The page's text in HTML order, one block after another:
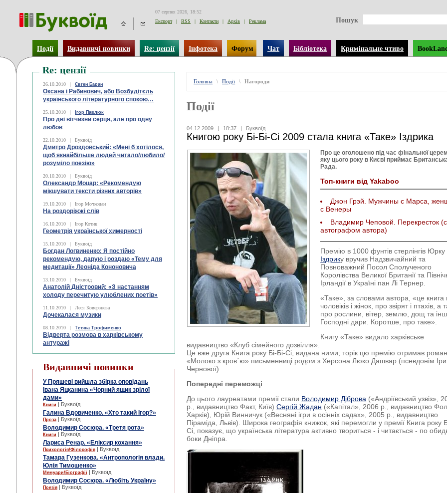
07 серпня 2026, 18:52
Експорт
| RSS | Контакти | Архів | Реклама Пошук
Події Видавничі новинки Re: цензії Інфотека Форум Чат Бібліотека Кримінальне чтиво
Re: цензії
26.10.2010 | Євген Баран
Оксана і Рабинович, або Возбудітєль
українського літературного спокою…
25.10.2010 | Ігор Павлюк
Про дві вітчизни серця, але про одну
любов
22.10.2010 | Буквоїд
Дмитро Дроздовський: «Мені б хотілося,
щоб якнайбільше людей читало/любило/
розуміло поезію»
20.10.2010 | Буквоїд
Олександр Моцар: «Рекомендую
мікшувати тексти різних авторів»
19.10.2010 | Ігор Мочкодан
На роздоріжжі слів
16.10.2010 | Ігор Котик
Геометрія української химерності
15.10.2010 | Буквоїд
Богдан Логвиненко: Я постійно
рекомендую, дарую і роздаю «Тему для
медитації» Леоніда Кононовича
13.10.2010 | Буквоїд
Анатолій Дністровий: «З настанням
холоду перечитую улюблених поетів»
11.10.2010 | Леся Коверзнєва
Дочекалася музики
08.10.2010 | Тетяна Трофименко
Відверта розмова в харківському
антуражі
Видавничі новинки
У Пряшеві вийшла збірка оповідань
Івана Яцканина «Чорний ящик зрілої
дами»
Книги | Буквоїд
Галина Вдовиченко. «Хто такий Ігор?»
Проза | Буквоїд
Володимир Сосюра. «Третя рота»
Книги | Буквоїд
Лариса Ренар. «Еліксир кохання»
Психологія/Філософія | Буквоїд
Тамара Гузенкова. «Антропологія влади.
Юлія Тимошенко»
Мемуари/Біографії | Буквоїд
Володимир Сосюра. «Любіть Україну»
Поезія | Буквоїд
Головна \ Події \ Нагороди
Події
04.12.2009 | 18:37 | Буквоїд
Книгою року Бі-Бі-Сі 2009 стала книга «Таке» Іздрика
Про це оголошено під час фінальної
яку цього року в Києві приймає
Рада.
Топ-книги від Yakaboo
Джон Грэй. Мужчины с Марса,
с Венеры
Владимир Чеповой. Перекресток (с
автографом автора)
Премію в 1000 фунтів стерлінгів Юрку
Іздрику вручив Надзвичайний та
Повноважний Посол Сполученого
Королівства Великої Британії та
Ірландії в Україні пан Лі Тернер.
«Таке», за словами автора, «це книга
чоловіків і жінок, про звірят і птахів, а
про рослини, вітер, землю, дощ та
Господні дари. Коротше, про таке».
Книгу «Таке» видало харківське
видавництво «Клуб сімейного дозвілля».
Це вже друга Книга року Бі-Бі-Сі, видана ними; торік цю премію отримав роман
«Молоко з кров´ю» письменниці родом з Херсона Люко Дашвар (псевдонім
Чернової).
Попередні переможці
До цього лауреатами премії стали Володимир Діброва («Андріївський узвіз»,
р., видавництво Факт, Київ)Сергій Жадан («Капітал», 2006 р., видавництво
Харків), Юрій Винничук («Весняні ігри в осінніх садах», 2005 р., видавництво
Піраміда, Львів). Широка географія книжок, які перемогли у премії Книга року
Сі, показує, що українська література активно твориться - і читається - по
боки Дніпра.